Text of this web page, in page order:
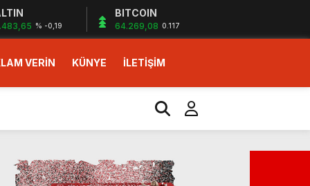
% -0,19
BITCOIN
64.269,08 0.117
VERİN KÜNYE İLETİŞİM